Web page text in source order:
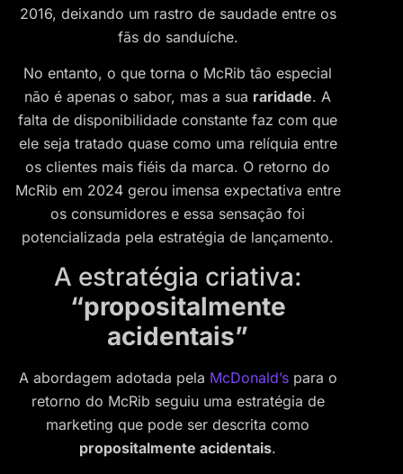
2016, deixando um rastro de saudade entre os
fãs do sanduíche.
No entanto, o que torna o McRib tão especial
não é apenas o sabor, mas a sua raridade. A
falta de disponibilidade constante faz com que
ele seja tratado quase como uma relíquia entre
os clientes mais fiéis da marca. O retorno do
McRib em 2024 gerou imensa expectativa entre
os consumidores e essa sensação foi
potencializada pela estratégia de lançamento.
A estratégia criativa:
“propositalmente
acidentais”
A abordagem adotada pela McDonald’spara o
retorno do McRib seguiu uma estratégia de
marketing que pode ser descrita como
propositalmente acidentais.